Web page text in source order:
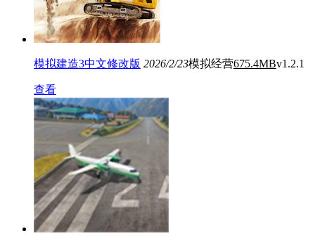
模拟建造3中文修改版 2026/2/23模拟经营675.4MBv1.2.1
查看